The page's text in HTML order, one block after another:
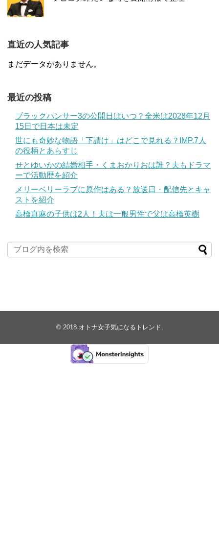
直近の人気記事
まだデータがありません。
最近の投稿
ブラックパンサー3の公開日はいつ？全米は2028年12月
15日で日本は未定
世にも奇妙な物語「下請け」はどこで見れる？IMP.7人
の役柄とあらすじ
せとゆいかの結婚相手・くまおかりおは誰？夫もドラマ
ーで活動歴を紹介
メリーベリーラブに原作はある？放送日・配信先とキャ
ストを紹介
高橋真麻の子供は2人！夫は一般男性で父は高橋英樹
© 2018 オトナ女子気になるトレンド.